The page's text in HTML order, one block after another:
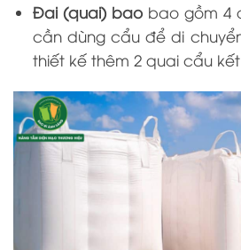
Đai (quai) bao bao gồm 4
cần dùng cẩu để di
thiết kế thêm 2 quai cẩu